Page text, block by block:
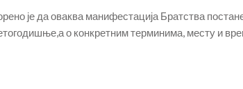
је да оваква манифестација Братства
о конкретним терминима, месту и